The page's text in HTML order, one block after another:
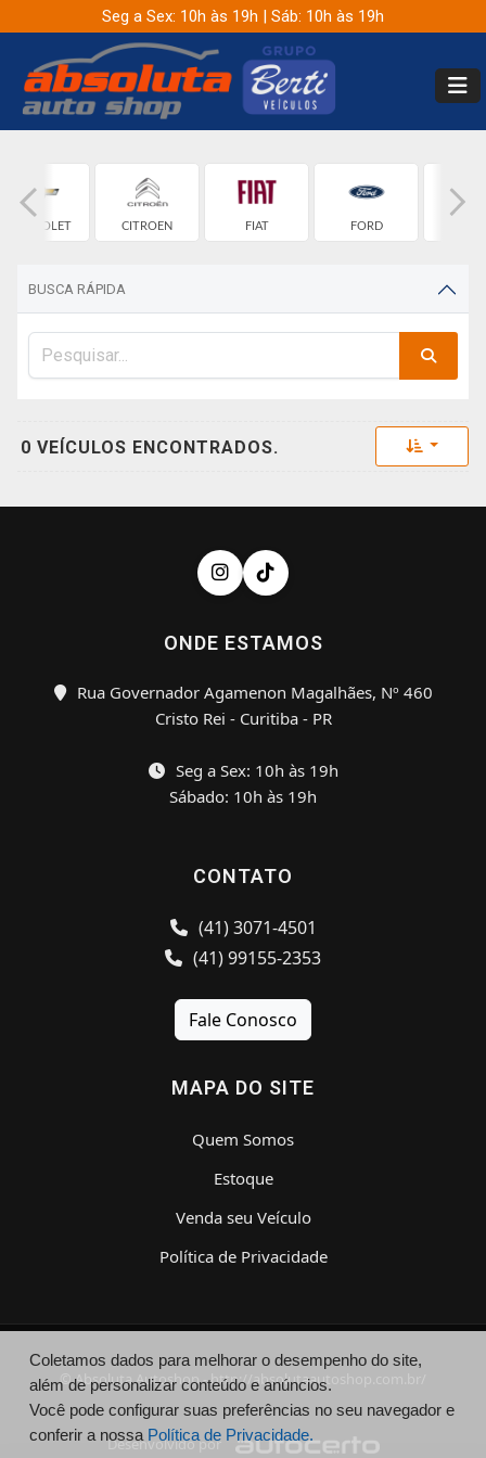
Seg a Sex: 10h às 19h | Sáb: 10h às 19h
CHEVROLET CITROEN FIAT FORD
BUSCA RÁPIDA
0 VEÍCULOS ENCONTRADOS. Toggle
ONDE ESTAMOS
Rua Governador Agamenon Magalhães, Nº 460
Cristo Rei - Curitiba - PR
Seg a Sex: 10h às 19h
Sábado: 10h às 19h
CONTATO
(41) 3071-4501
(41) 99155-2353
Fale Conosco
MAPA DO SITE
Quem Somos
Estoque
Venda seu Veículo
Política de Privacidade
© Absoluta Autoshop - http://absolutaautoshop.com.br/
Desenvolvido por
Coletamos dados para melhorar o desempenho do site,
além de personalizar conteúdo e anúncios.
Você pode configurar suas preferências no seu navegador e
conferir a nossa Política de Privacidade.